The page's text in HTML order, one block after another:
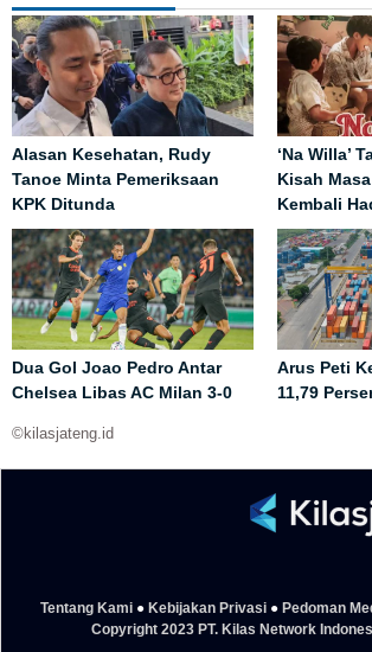
Alasan Kesehatan, Rudy
Tanoe Minta Pemeriksaan
KPK Ditunda
‘Na Willa’
Kisah
Kembali
Dua Gol Joao Pedro Antar
Chelsea Libas AC Milan 3-0
Arus Peti
11,79
©kilasjateng.id
Tentang Kami ● Kebijakan Privasi ● Pedoman
Copyright 2023 PT. Kilas Network